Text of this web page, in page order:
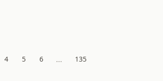
4 5 6 … 135